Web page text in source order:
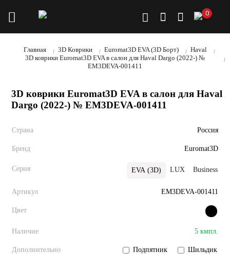
0
Главная 3D Коврики Euromat3D EVA (3D Борт)
Haval
3D коврики Euromat3D EVA в салон для Haval Dargo (2022-) №
EM3DEVA-001411
3D коврики Euromat3D EVA в салон для Haval
Dargo (2022-) № EM3DEVA-001411
Страна Россия
Бренд Euromat3D
Серия EVA (3D) LUX Business
Артикул EM3DEVA-001411
Цвет
Наличие 5 кмпл.
Дополнительно Подпятник Шильдик